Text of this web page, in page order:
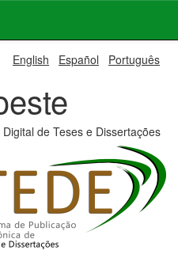
English Español Português
Digital de Teses e Dissertações